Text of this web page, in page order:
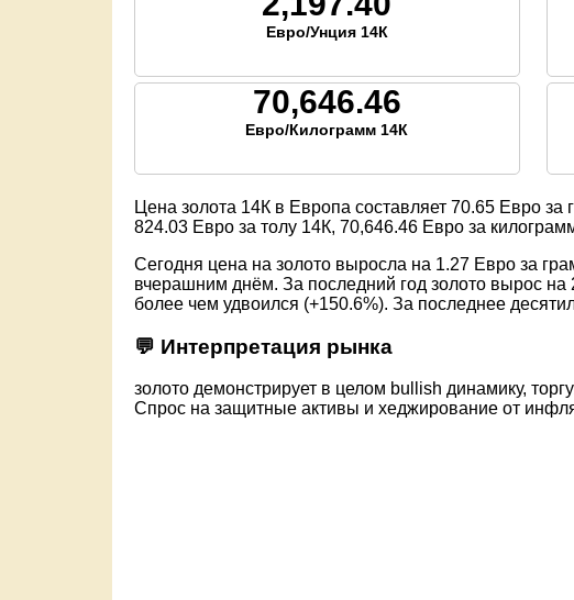
Евро/Унция 14К
70,646.46
Евро/Килограмм 14К
Цена золота 14К в Европа составляет 70.65 Евро за
824.03 Евро за толу 14К, 70,646.46 Евро за
Сегодня цена на золото выросла на 1.27 Евро за
вчерашним днём. За последний год золото вырос на
более чем удвоился (+150.6%). За последнее
💬 Интерпретация рынка
золото демонстрирует в целом bullish динамику,
Спрос на защитные активы и хеджирование от